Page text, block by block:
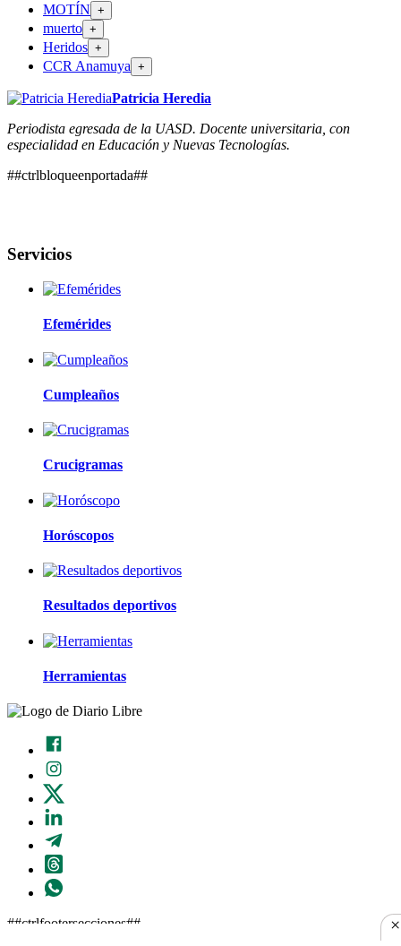
×
MOTÍN +
muerto +
Heridos +
CCR Anamuya +
Patricia Heredia
Periodista egresada de la UASD. Docente universitaria, con
especialidad en Educación y Nuevas Tecnologías.
##ctrlbloqueenportada##
Servicios
Efemérides
Cumpleaños
Crucigramas
Horóscopos
Resultados deportivos
Herramientas
##ctrlfootersecciones##